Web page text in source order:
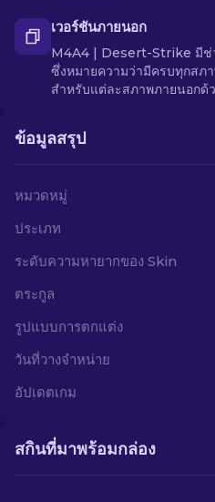
เวอร์ชันภายนอก
M4A4 | Desert-Strike มีช่
ซึ่งหมายความว่ามีครบทุกสภ
สำหรับแต่ละสภาพภายนอกด้
ข้อมูลสรุป
หมวดหมู่
ประเภท
ระดับความหายากของ Skin
ตระกูล
รูปแบบการตกแต่ง
วันที่วางจำหน่าย
อัปเดตเกม
สกินที่มาพร้อมกล่อง